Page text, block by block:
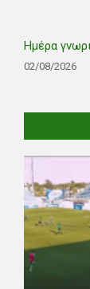
Ημέρα
02/08/2026